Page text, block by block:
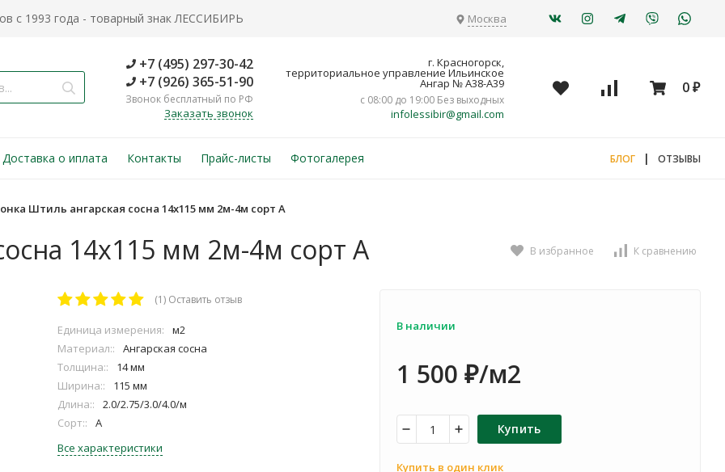
с 1993 года - товарный знак ЛЕССИБИРЬ Москва
+7 (495) 297-30-42
+7 (926) 365-51-90
Звонок бесплатный по РФ
Заказать звонок
г. Красногорск,
территориальное управление Ильинское
Ангар № А38-А39
с 08:00 до 19:00 Без выходных
infolessibir@gmail.com
0 ₽
Доставка о иплата Контакты Прайс-листы Фотогалерея БЛОГ | ОТЗЫВЫ
Штиль ангарская сосна 14х115 мм 2м-4м сорт А
14х115 мм 2м-4м сорт А В избранное К сравнению
(1) Оставить отзыв
Единица измерения:
м2
Материал::
Ангарская сосна
Толщина::
14 мм
Ширина::
115 мм
Длина::
2.0/2.75/3.0/4.0/м
Сорт::
А
Все характеристики
В наличии
1 500 ₽/м2
Купить
Купить в один клик